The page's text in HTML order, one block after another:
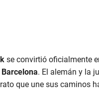
se convirtió oficialmente
Barcelona. El alemán y la
que une sus caminos